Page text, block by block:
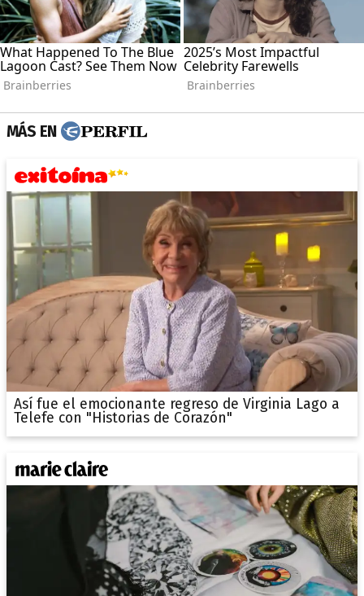
MÁS EN
Así fue el emocionante regreso de Virginia Lago a
Telefe con "Historias de Corazón"